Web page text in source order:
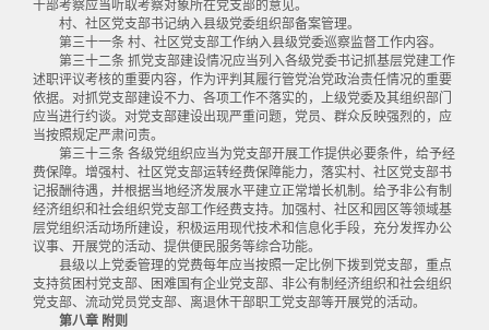
干部考察应当听取考察对象所在党支部的意见。
村、社区党支部书记纳入县级党委组织部备案管理。
第三十一条 村、社区党支部工作纳入县级党委巡察监督工作内容。
第三十二条 抓党支部建设情况应当列入各级党委书记抓基层党建工作
述职评议考核的重要内容，作为评判其履行管党治党政治责任情况的重要
依据。对抓党支部建设不力、各项工作不落实的，上级党委及其组织部门
应当进行约谈。对党支部建设出现严重问题，党员、群众反映强烈的，应
当按照规定严肃问责。
第三十三条 各级党组织应当为党支部开展工作提供必要条件，给予经
费保障。增强村、社区党支部运转经费保障能力，落实村、社区党支部书
记报酬待遇，并根据当地经济发展水平建立正常增长机制。给予非公有制
经济组织和社会组织党支部工作经费支持。加强村、社区和园区等领域基
层党组织活动场所建设，积极运用现代技术和信息化手段，充分发挥办公
议事、开展党的活动、提供便民服务等综合功能。
县级以上党委管理的党费每年应当按照一定比例下拨到党支部，重点
支持贫困村党支部、困难国有企业党支部、非公有制经济组织和社会组织
党支部、流动党员党支部、离退休干部职工党支部等开展党的活动。
第八章 附则